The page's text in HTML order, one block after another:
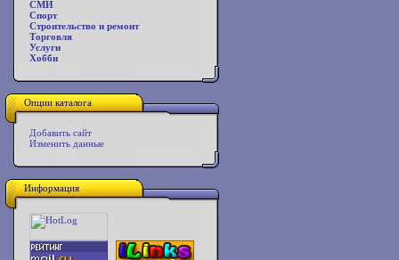
СМИ
Спорт
Строительство и ремонт
Торговля
Услуги
Хобби
Опции каталога
Добавить сайт
Изменить данные
Информация